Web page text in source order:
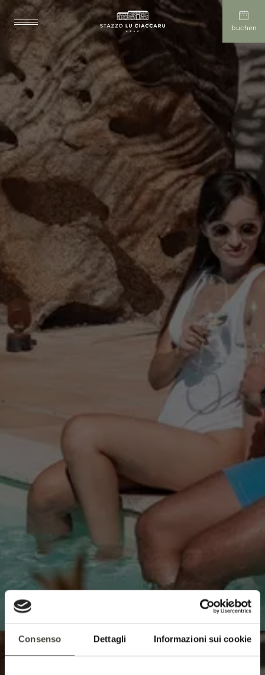
Consenso Dettagli Informazioni sui cookie
buchen